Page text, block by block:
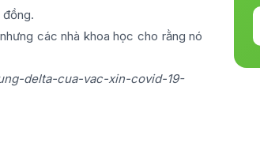
các nhà khoa học cho rằng nó
delta-cua-vac-xin-covid-19-